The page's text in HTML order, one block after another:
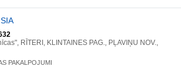
RĪTERI, KLINTAINES PAG., PĻAVIŅU NOV.,
PAKALPOJUMI